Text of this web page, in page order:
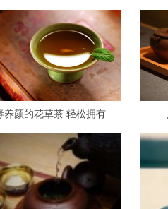
排毒养颜的花草茶 轻松拥有好身材